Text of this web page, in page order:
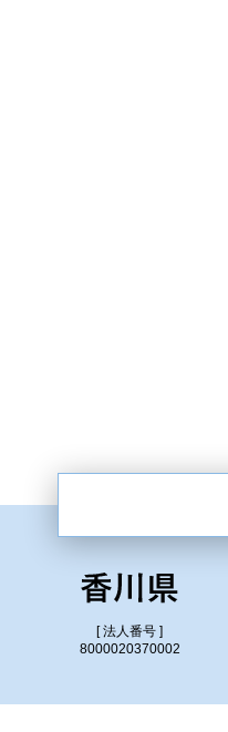
[ 法人番号 ]
8000020370002